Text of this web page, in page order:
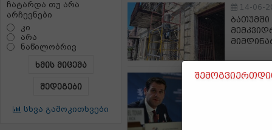
ჩატარდა თუ არა
არჩევნები
კი
არა
ნაწილობრივ
ხმის მიცემა
შედეგები
სხვა გამოკითხვები
14-06-
14-06-